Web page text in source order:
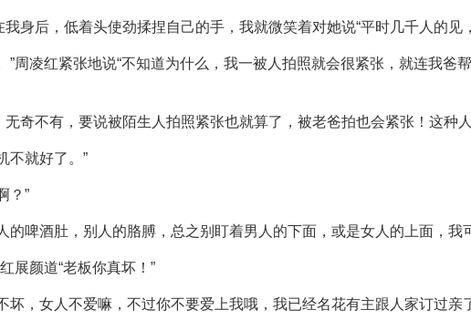
我身后，低着头使劲揉捏自己的手，我就微笑着对她说“平时几千人的见
”周凌红紧张地说“不知道为什么，我一被人拍照就会很紧张，就连我爸
无奇不有，要说被陌生人拍照紧张也就算了，被老爸拍也会紧张！这种
不就好了。”
？”
的啤酒肚，别人的胳膊，总之别盯着男人的下面，或是女人的上面，我
展颜道“老板你真坏！”
坏，女人不爱嘛，不过你不要爱上我哦，我已经名花有主跟人家订过亲